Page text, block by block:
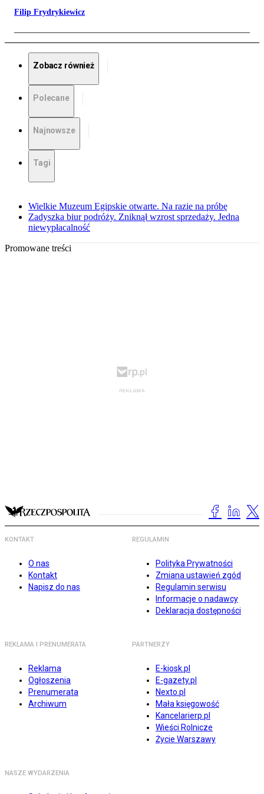
Filip Frydrykiewicz
Zobacz również
Polecane
Najnowsze
Tagi
Wielkie Muzeum Egipskie otwarte. Na razie na próbę
Zadyszka biur podróży. Zniknął wzrost sprzedaży. Jedna
niewypłacalność
Promowane treści
KONTAKT
O nas
Kontakt
Napisz do nas
REGULAMIN
Polityka Prywatności
Zmiana ustawień zgód
Regulamin serwisu
Informacje o nadawcy
Deklaracja dostępności
REKLAMA I PRENUMERATA
Reklama
Ogłoszenia
Prenumerata
Archiwum
PARTNERZY
E-kiosk.pl
E-gazety.pl
Nexto.pl
Mała księgowość
Kancelarierp.pl
Wieści Rolnicze
Życie Warszawy
NASZE WYDARZENIA